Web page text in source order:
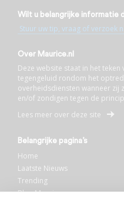
Wilt u belangrijke informatie
Stuur uw tip, vraag of verzoek
Over Maurice.nl
Deze website staat in het
tegengeluid rondom het
overheidsdiensten wanneer zij
en/of zondigen tegen de
Lees meer over deze site
Belangrijke pagina’s
Home
Laatste Nieuws
Trending
Blog Maurice